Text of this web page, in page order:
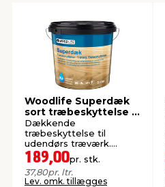
& ukrudt
& standere
& syltning
Woodlife Superdæk
sort træbeskyttelse 5
liter
Dækkende
træbeskyttelse til
udendørs træværk.
Vandbaseret.
189,00pr. stk.
37,80pr. ltr.
Lev. omk. tillægges